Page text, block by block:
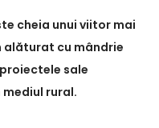
cheia unui viitor mai
alăturat cu mândrie
sale
rural.